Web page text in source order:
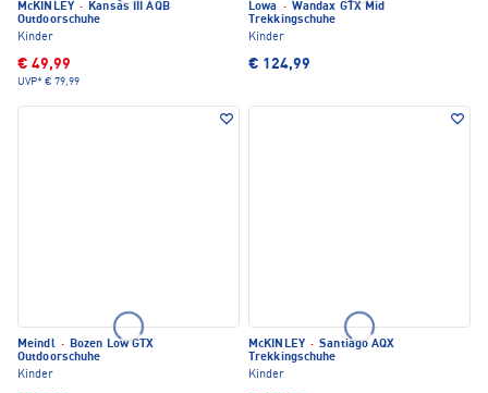
McKINLEY · Kansas III AQB
Outdoorschuhe
Kinder
€ 49,99
UVP* € 79,99
Lowa · Wandax GTX Mid
Trekkingschuhe
Kinder
€ 124,99
Meindl · Bozen Low GTX
Outdoorschuhe
Kinder
McKINLEY · Santiago AQX
Trekkingschuhe
Kinder